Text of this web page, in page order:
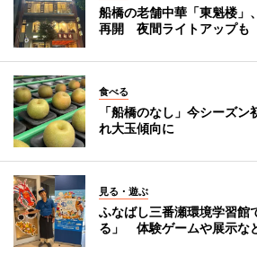
船橋の老舗中華「東魁楼」
再開 夜間ライトアップも
食べる
「船橋のなし」今シーズ
れ大玉傾向に
見る・遊ぶ
ふなばし三番瀬環境学習館
る」 体験ゲームや展示な